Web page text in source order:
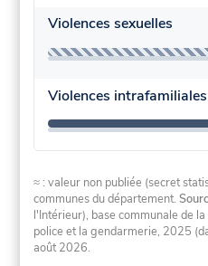
Violences sexuelles
Violences intrafamiliales
≈ : valeur non publiée (secret
communes du département.
l'Intérieur), base communale de
police et la gendarmerie, 2025
août 2026.